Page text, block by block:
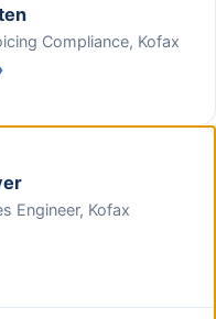
Compliance, Kofax
Engineer, Kofax